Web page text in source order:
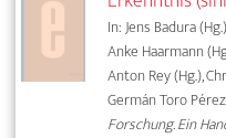
In: Jens Badura
Anke Haarmann
Anton Rey (Hg.),
Germán Toro
Forschung. Ein